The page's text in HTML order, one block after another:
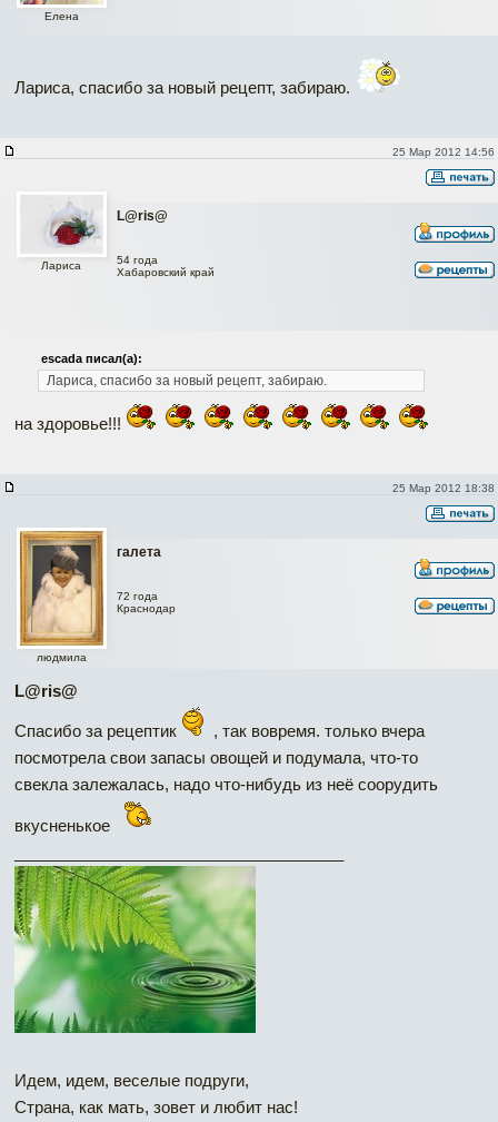
Елена
Лариса, спасибо за новый рецепт, забираю.
25 Мар 2012 14:56
L@ris@
Лариса
54 года
Хабаровский край
escada писал(а):
Лариса, спасибо за новый рецепт, забираю.
на здоровье!!!
25 Мар 2012 18:38
галета
людмила
72 года
Краснодар
L@ris@
Спасибо за рецептик
, так вовремя. только вчера
посмотрела свои запасы овощей и подумала, что-то
свекла залежалась, надо что-нибудь из неё соорудить
вкусненькое
Идем, идем, веселые подруги,
Страна, как мать, зовет и любит нас!